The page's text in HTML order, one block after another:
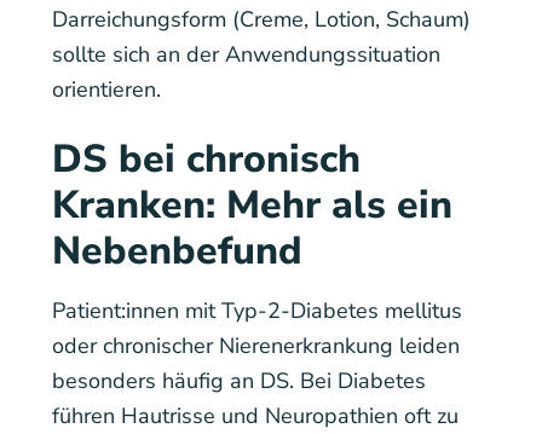
Darreichungsform (Creme, Lotion, Schaum)
sollte sich an der Anwendungssituation
orientieren.
DS bei chronisch
Kranken: Mehr als ein
Nebenbefund
Patient:innen mit Typ-2-Diabetes mellitus
oder chronischer Nierenerkrankung leiden
besonders häufig an DS. Bei Diabetes
führen Hautrisse und Neuropathien oft zu